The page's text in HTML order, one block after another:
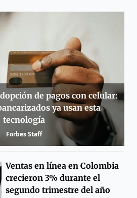
de pagos con celular:
ya usan esta
tecnología
Forbes Staff
Ventas en línea en Colombia
crecieron 3% durante el
segundo trimestre del año